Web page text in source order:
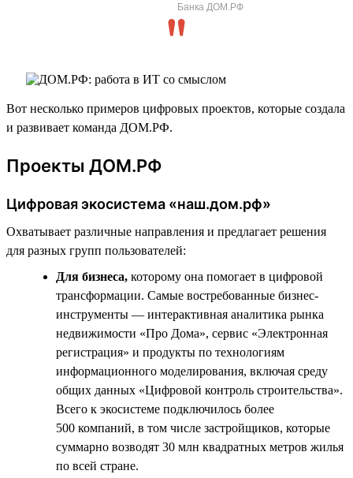
Банка ДОМ.РФ
Вот несколько примеров цифровых проектов, которые создала
и развивает команда ДОМ.РФ.
Проекты ДОМ.РФ
Цифровая экосистема «наш.дом.рф»
Охватывает различные направления и предлагает решения
для разных групп пользователей:
Для бизнеса, которому она помогает в цифровой
трансформации. Самые востребованные бизнес-
инструменты — интерактивная аналитика рынка
недвижимости «Про Дома», сервис «Электронная
регистрация» и продукты по технологиям
информационного моделирования, включая среду
общих данных «Цифровой контроль строительства».
Всего к экосистеме подключилось более
500 компаний, в том числе застройщиков, которые
суммарно возводят 30 млн квадратных метров жилья
по всей стране.